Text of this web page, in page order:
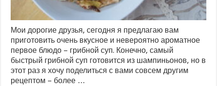
Мои дорогие друзья, сегодня я предлагаю вам
приготовить очень вкусное и невероятно ароматное
первое блюдо – грибной суп. Конечно, самый
быстрый грибной суп готовится из шампиньонов, но в
этот раз я хочу поделиться с вами совсем другим
рецептом – более …